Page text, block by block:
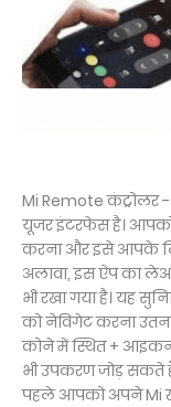
Mi Remote कंट्रोलर
यूजर इंटरफेस है।
करना और इसे आपके
अलावा, इस ऐप का
भी रखा गया है। यह
को नेविगेट करना
कोने में स्थित +
भी उपकरण जोड़ सकते
पहले आपको अपने Mi